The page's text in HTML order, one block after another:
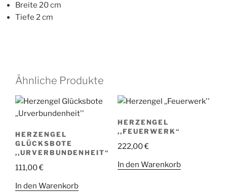
Breite 20 cm
Tiefe 2 cm
Ähnliche Produkte
HERZENGEL
GLÜCKSBOTE
,,URVERBUNDENHEIT“
111,00€
In den Warenkorb
HERZENGEL
,,FEUERWERK“
222,00€
In den Warenkorb